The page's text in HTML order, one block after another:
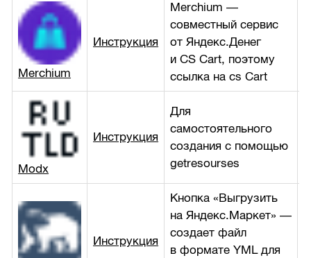
Merchium
Инструкция
Merchium —
совместный сервис
от Яндекс.Денег
и CS Cart, поэтому
ссылка на cs Cart
Modx
Инструкция
Для
самостоятельного
создания с помощью
getresourses
Инструкция
Кнопка «Выгрузить
на Яндекс.Маркет» —
создает файл
в формате YML для